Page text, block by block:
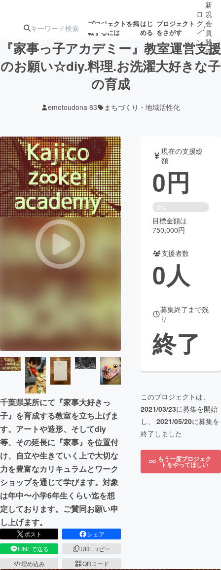
プロジェクトを掲
載するには
はじ
める
プロジェクト
をさがす
注目の新着プロ募集終了が近いプ
テクノロジー・ガジェット
映像・映画 書籍・雑誌
ビジネス・起業 チャレンジ
まちづくり・地域活性化
CAMPFIRE for Social Good
CAMPFIRE Creation
CAMPFIREふるさと納税
コミュニティ
ロ
グ
イ
ン
/
新
規
会
員
登
録
『家事っ子アカデミー』教室運営支援
のお願い☆diy.料理.お洗濯大好きな子
の育成
emotoudona 83 まちづくり・地域活性化
千葉県某所にて『家事大好きっ
子』を育成する教室を立ち上げま
す。アートや造形、そしてdiy
等、その延長に『家事』を位置付
け、自立や生きていく上で大切な
力を豊富なカリキュラムとワーク
ショップを通じて学びます。対象
は年中〜小学6年生くらい迄を想
定しております。ご賛同お願い申
し上げます。
ポスト
シェア
LINEで送る
URLコピー
埋め込み
QRコード
現在の支援総
額
0円
0%
目標金額は
750,000円
支援者数
0人
募集終了まで残
り
終了
このプロジェクトは、
2021/03/23に募集を開始
し、 2021/05/20に募集を
終了しました
もう一度プロジェク
トをやってほしい